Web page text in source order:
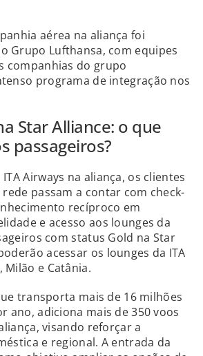
aérea na aliança foi
Grupo Lufthansa, com equipes
companhias do grupo
programa de integração nos
Star Alliance: o que
passageiros?
Airways na aliança, os clientes
passam a contar com check-
recíproco em
e acesso aos lounges da
com status Gold na Star
acessar os lounges da ITA
Milão e Catânia.
transporta mais de 16 milhões
ano, adiciona mais de 350 voos
visando reforçar a
e regional. A entrada da